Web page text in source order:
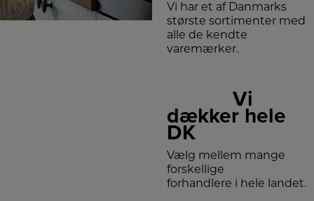
Vi har et af Danmarks
største sortimenter med
alle de kendte
varemærker.
Vi
dækker hele
DK
Vælg mellem mange
forskellige
forhandlere i hele landet.